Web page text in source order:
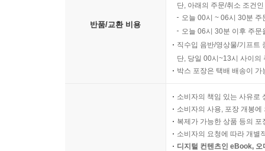
반품/교환 비용
단, 아래의 주문/취소 조건
오늘 00시 ~ 06시 30분
오늘 06시 30분 이후 주
직수입 음반/영상물/기프트
단, 당일 00시~13시 사이의
박스 포장은 택배 배송이
소비자의 책임 있는 사유로
소비자의 사용, 포장 개봉
복제가 가능한 상품 등의
소비자의 요청에 따라 개별
디지털 컨텐츠인 eBook,